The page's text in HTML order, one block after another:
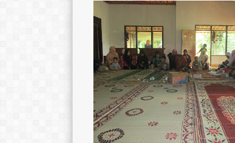
Temanggung, 29 April 1991
Islam
GTY
Guru Kelas
AGAMA
STAT
GTK